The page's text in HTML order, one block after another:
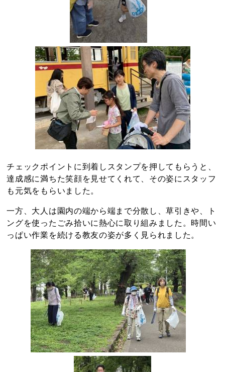
チェックポイントに到着しスタンプを押してもらうと、
達成感に満ちた笑顔を見せてくれて、その姿にスタッフ
も元気をもらいました。
一方、大人は園内の端から端まで分散し、草引きや、ト
ングを使ったごみ拾いに熱心に取り組みました。時間い
っぱい作業を続ける教友の姿が多く見られました。